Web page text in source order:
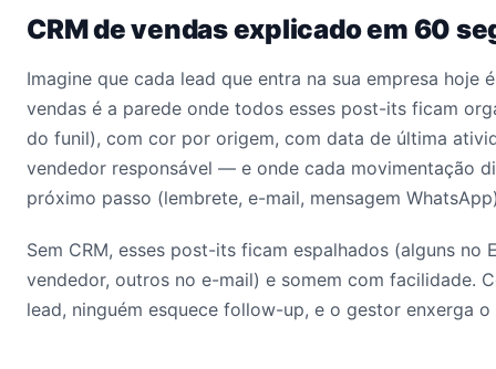
CRM de vendas explicado em 60
Imagine que cada lead que entra na sua empresa hoje
vendas é a parede onde todos esses post-its ficam
do funil), com cor por origem, com data de última
vendedor responsável — e onde cada movimentação
próximo passo (lembrete, e-mail, mensagem
Sem CRM, esses post-its ficam espalhados (alguns no
vendedor, outros no e-mail) e somem com facilidade.
lead, ninguém esquece follow-up, e o gestor enxerga